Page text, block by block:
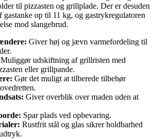
til pizzasten og grillplade. Der er desuden
gastanke op til 11 kg, og gastrykregulatoren
mod slangebrud.
Giver høj og jævn varmefordeling til
Muliggør udskiftning af grillristen med
eller grillpande.
Gør det muligt at tilberede tilbehør
Giver overblik over maden uden at
Spar plads ved opbevaring.
Rustfrit stål og glas sikrer holdbarhed